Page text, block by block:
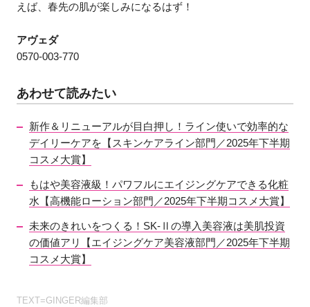
えば、春先の肌が楽しみになるはず！
アヴェダ
0570-003-770
あわせて読みたい
新作＆リニューアルが目白押し！ライン使いで効率的な
デイリーケアを【スキンケアライン部門／2025年下半期
コスメ大賞】
もはや美容液級！パワフルにエイジングケアできる化粧
水【高機能ローション部門／2025年下半期コスメ大賞】
未来のきれいをつくる！SK-Ⅱの導入美容液は美肌投資
の価値アリ【エイジングケア美容液部門／2025年下半期
コスメ大賞】
TEXT=GINGER編集部